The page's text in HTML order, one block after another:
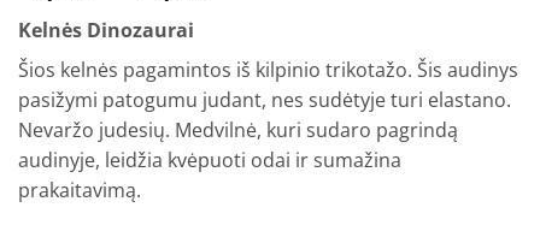
through
€11,90
Kelnės Dinozaurai
Šios kelnės pagamintos iš kilpinio trikotažo. Šis audinys
pasižymi patogumu judant, nes sudėtyje turi elastano.
Nevaržo judesių. Medvilnė, kuri sudaro pagrindą
audinyje, leidžia kvėpuoti odai ir sumažina
prakaitavimą.